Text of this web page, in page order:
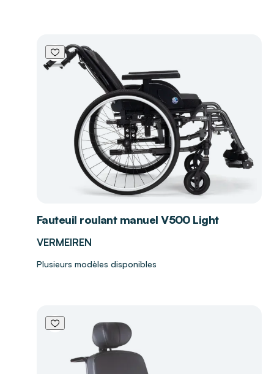
Fauteuil roulant manuel V500 Light
VERMEIREN
Plusieurs modèles disponibles